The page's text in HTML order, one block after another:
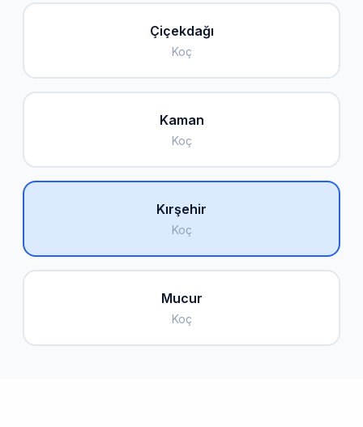
Çiçekdağı
Koç
Kaman
Koç
Kırşehir
Koç
Mucur
Koç